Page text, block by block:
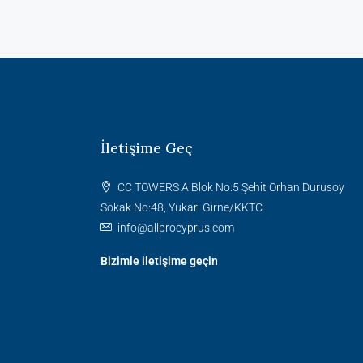
İletişime Geç
CC TOWERS A Blok No:5 Şehit Orhan Durusoy
Sokak No:48, Yukarı Girne/KKTC
info@allprocyprus.com
Bizimle iletişime geçin